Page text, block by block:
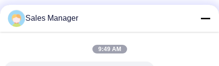
SƠ
ĐỒ Sales Manager
9:49 AM